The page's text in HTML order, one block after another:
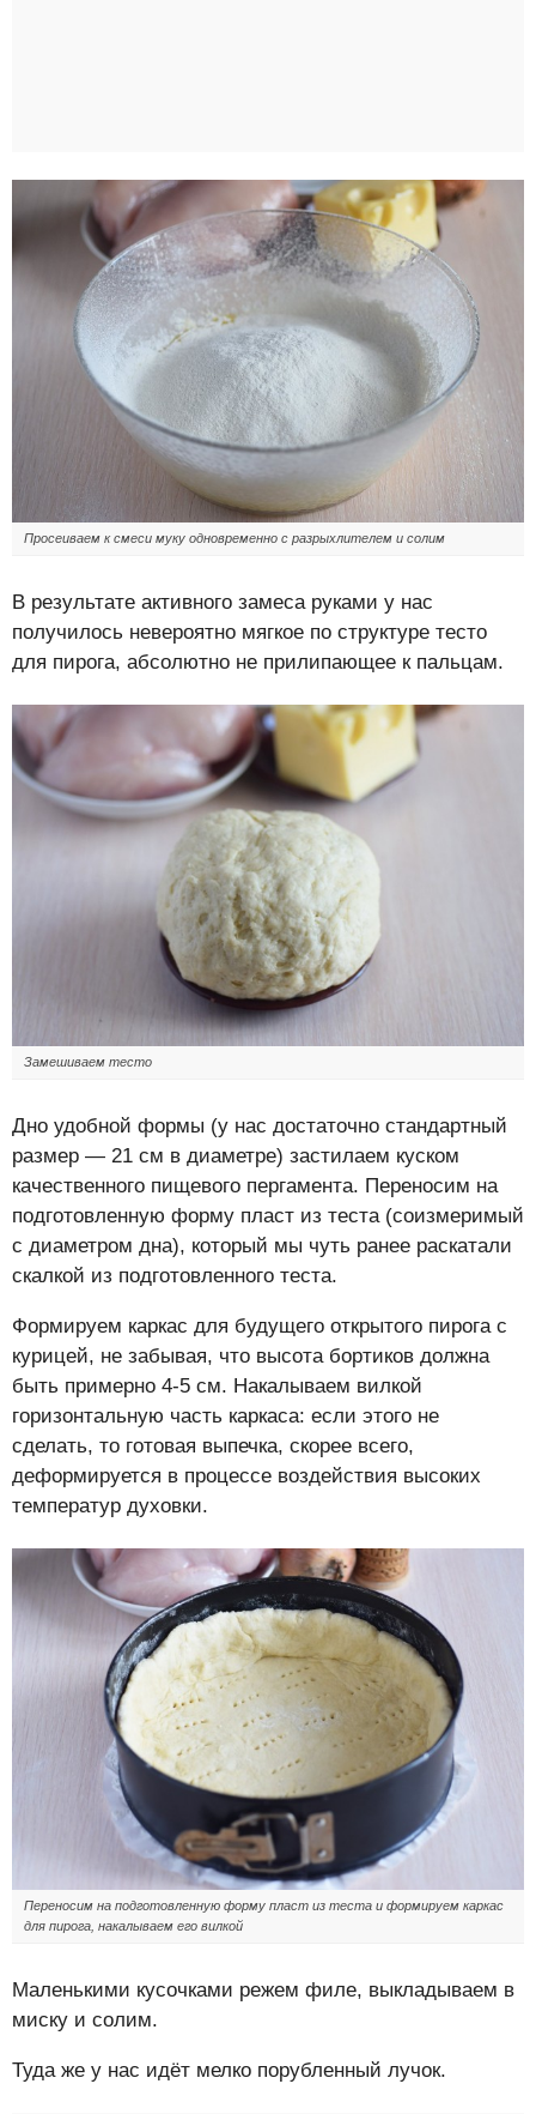
Просеиваем к смеси муку одновременно с разрыхлителем и солим
В результате активного замеса руками у нас
получилось невероятно мягкое по структуре тесто
для пирога, абсолютно не прилипающее к пальцам.
Замешиваем тесто
Дно удобной формы (у нас достаточно стандартный
размер — 21 см в диаметре) застилаем куском
качественного пищевого пергамента. Переносим на
подготовленную форму пласт из теста (соизмеримый
с диаметром дна), который мы чуть ранее раскатали
скалкой из подготовленного теста.
Формируем каркас для будущего открытого пирога с
курицей, не забывая, что высота бортиков должна
быть примерно 4-5 см. Накалываем вилкой
горизонтальную часть каркаса: если этого не
сделать, то готовая выпечка, скорее всего,
деформируется в процессе воздействия высоких
температур духовки.
Переносим на подготовленную форму пласт из теста и формируем каркас
для пирога, накалываем его вилкой
Маленькими кусочками режем филе, выкладываем в
миску и солим.
Туда же у нас идёт мелко порубленный лучок.